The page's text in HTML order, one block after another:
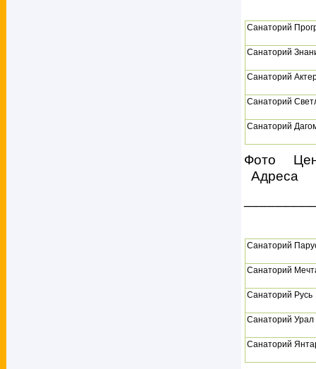
Санаторий
Санаторий
Санаторий
Санаторий
Санаторий
Фото
Санаторий
Санаторий
Санаторий Русь
Санаторий Урал
Санаторий